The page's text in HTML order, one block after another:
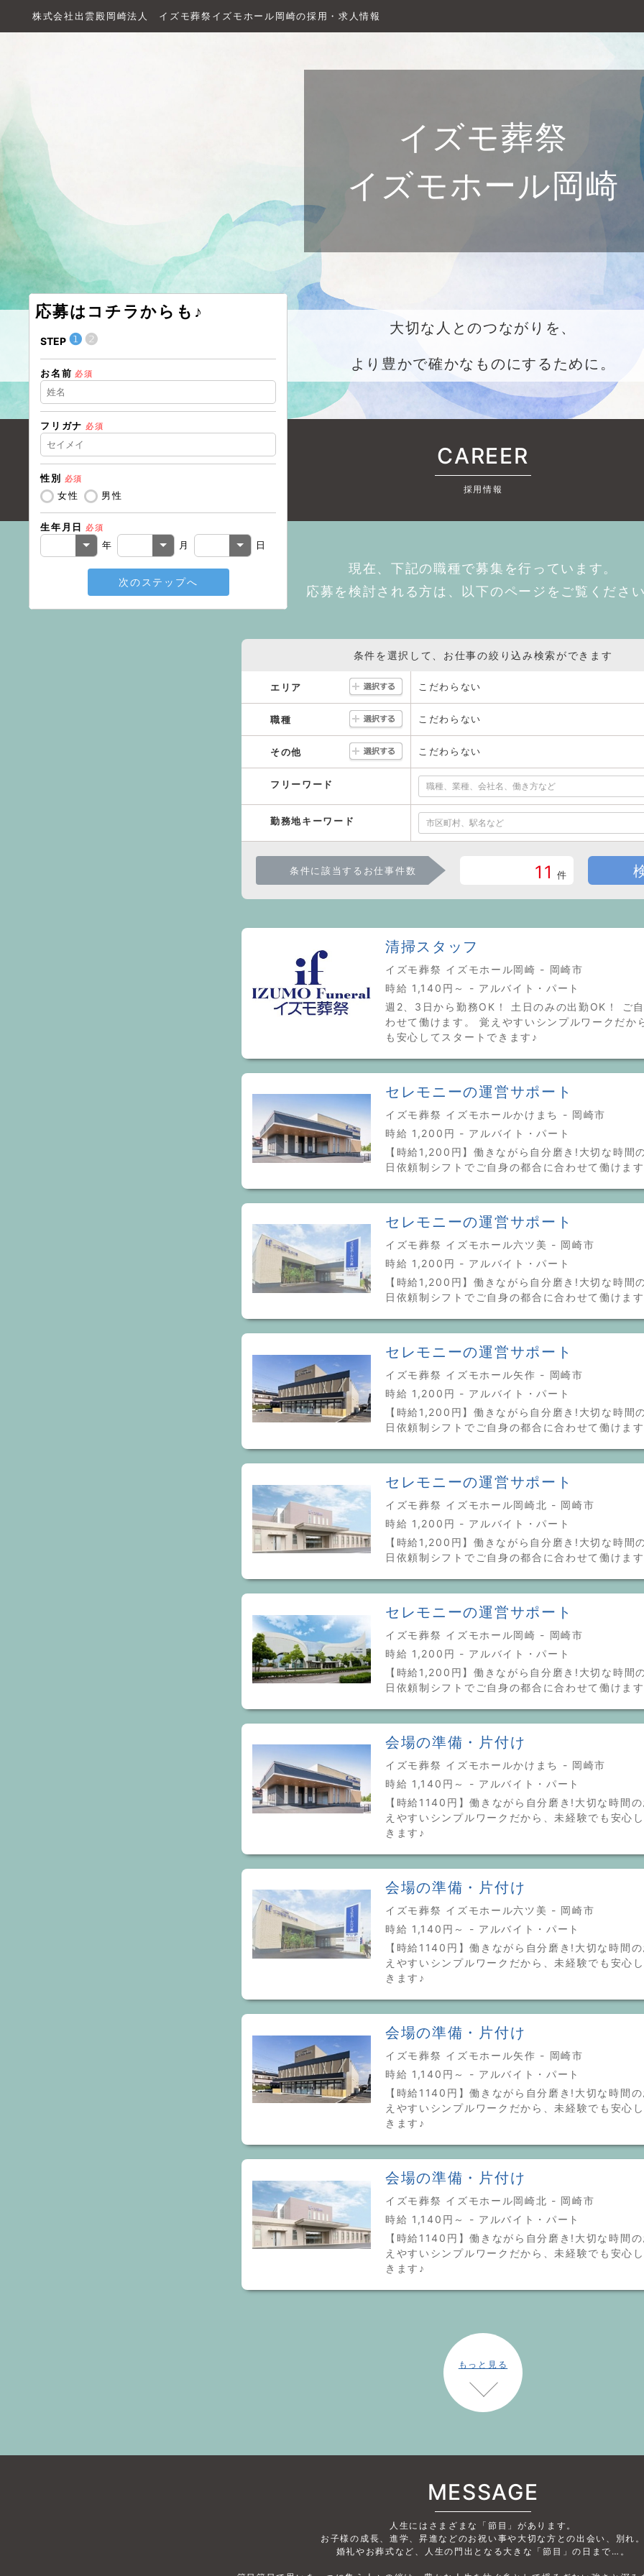
株式会社出雲殿岡崎法人 イズモ葬祭イズモホール岡崎の採用・求人情報
イズモ葬祭
イズモホール岡崎
大切な人とのつながりを、
より豊かで確かなものにするために。
応募はコチラからも♪
STEP ❶❷
お名前 必須
フリガナ 必須
性別 必須
女性 男性
生年月日 必須
年 月 日
次のステップへ
住所（都道府県） 必須
戻る 次のステップへ
希望勤務地 必須
戻る
CAREER
採用情報
現在、下記の職種で募集を行っています。
応募を検討される方は、以下のページをご覧くださ
条件を選択して、お仕事の絞り込み検索ができます
エリア こだわらない
職種 こだわらない
その他 こだわらない
フリーワード
勤務地キーワード
条件に該当するお仕事件数 11 件
清掃スタッフ
イズモ葬祭 イズモホール岡崎 - 岡崎市
時給 1,140円～ - アルバイト・パート
週2、3日から勤務OK！ 土日のみの出勤OK！ ご
わせて働けます。 覚えやすいシンプルワークだか
も安心してスタートできます♪
セレモニーの運営サポート
イズモ葬祭 イズモホールかけまち - 岡崎市
時給 1,200円 - アルバイト・パート
【時給1,200円】働きながら自分磨き!大切な時間
日依頼制シフトでご自身の都合に合わせて働けま
セレモニーの運営サポート
イズモ葬祭 イズモホール六ツ美 - 岡崎市
時給 1,200円 - アルバイト・パート
【時給1,200円】働きながら自分磨き!大切な時間
日依頼制シフトでご自身の都合に合わせて働けま
セレモニーの運営サポート
イズモ葬祭 イズモホール矢作 - 岡崎市
時給 1,200円 - アルバイト・パート
【時給1,200円】働きながら自分磨き!大切な時間
日依頼制シフトでご自身の都合に合わせて働けま
セレモニーの運営サポート
イズモ葬祭 イズモホール岡崎北 - 岡崎市
時給 1,200円 - アルバイト・パート
【時給1,200円】働きながら自分磨き!大切な時間
日依頼制シフトでご自身の都合に合わせて働けま
セレモニーの運営サポート
イズモ葬祭 イズモホール岡崎 - 岡崎市
時給 1,200円 - アルバイト・パート
【時給1,200円】働きながら自分磨き!大切な時間
日依頼制シフトでご自身の都合に合わせて働けま
会場の準備・片付け
イズモ葬祭 イズモホールかけまち - 岡崎市
時給 1,140円～ - アルバイト・パート
【時給1140円】働きながら自分磨き!大切な時間
えやすいシンプルワークだから、未経験でも安心
きます♪
会場の準備・片付け
イズモ葬祭 イズモホール六ツ美 - 岡崎市
時給 1,140円～ - アルバイト・パート
【時給1140円】働きながら自分磨き!大切な時間
えやすいシンプルワークだから、未経験でも安心
きます♪
会場の準備・片付け
イズモ葬祭 イズモホール矢作 - 岡崎市
時給 1,140円～ - アルバイト・パート
【時給1140円】働きながら自分磨き!大切な時間
えやすいシンプルワークだから、未経験でも安心
きます♪
会場の準備・片付け
イズモ葬祭 イズモホール岡崎北 - 岡崎市
時給 1,140円～ - アルバイト・パート
【時給1140円】働きながら自分磨き!大切な時間
えやすいシンプルワークだから、未経験でも安心
きます♪
もっと見る
MESSAGE
人生にはさまざまな「節目」があります。
お子様の成長、進学、昇進などのお祝い事や大切な方との出会い、別れ
婚礼やお葬式など、人生の門出となる大きな「節目」の日まで…。